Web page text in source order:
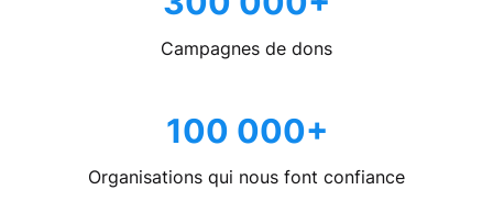
Campagnes de dons
100 000+
Organisations qui nous font confiance